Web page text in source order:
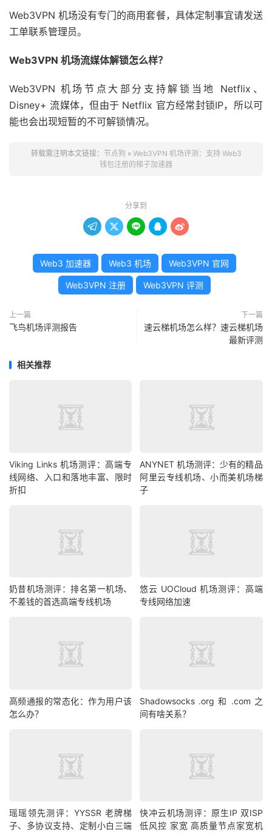
Web3VPN 机场没有专门的商用套餐，具体定制事宜请发送
工单联系管理员。
Web3VPN 机场流媒体解锁怎么样？
Web3VPN 机场节点大部分支持解锁当地 Netflix、
Disney+ 流媒体，但由于 Netflix 官方经常封锁IP，所以可
能也会出现短暂的不可解锁情况。
转载需注明本文链接： 节点狗 » Web3VPN 机场评测：支持 Web3
钱包注册的梯子加速器
分享到
    
Web3 加速器 Web3 机场 Web3VPN 官网
Web3VPN 注册 Web3VPN 评测
上一篇
飞鸟机场评测报告
下一篇
速云梯机场怎么样？速云梯机场
最新评测
相关推荐
Viking Links 机场测评：高端专
线网络、入口和落地丰富、限时
折扣
ANYNET 机场测评：少有的精品
阿里云专线机场、小而美机场梯
子
奶昔机场测评：排名第一机场、
不差钱的首选高端专线机场
悠云 UOCloud 机场测评：高端
专线网络加速
高频通报的常态化：作为用户该
怎么办？
Shadowsocks .org 和 .com 之
间有啥关系？
瑶瑶领先测评：YYSSR 老牌梯
子、多协议支持、定制小白三端
快冲云机场测评：原生IP 双ISP
低风控 家宽 高质量节点家宽机